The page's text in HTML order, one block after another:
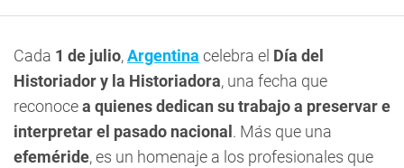
Cada 1 de julio,Argentina celebra el Día del
Historiador y la Historiadora, una fecha que
reconocea quienes dedican su trabajo a preservar e
interpretar el pasado nacional . Más que una
efeméride, es un homenaje a los profesionales que